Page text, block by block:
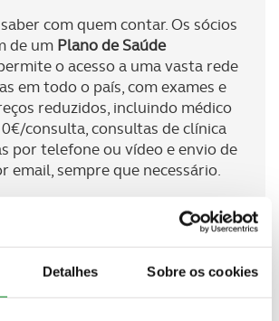
Detalhes Sobre os cookies
com quem contar. Os sócios
de um Plano de Saúde
o acesso a uma vasta rede
em todo o país, com exames e
reduzidos, incluindo médico
consulta, consultas de clínica
portelefone ou vídeo e envio de
email, sempre que necessário.